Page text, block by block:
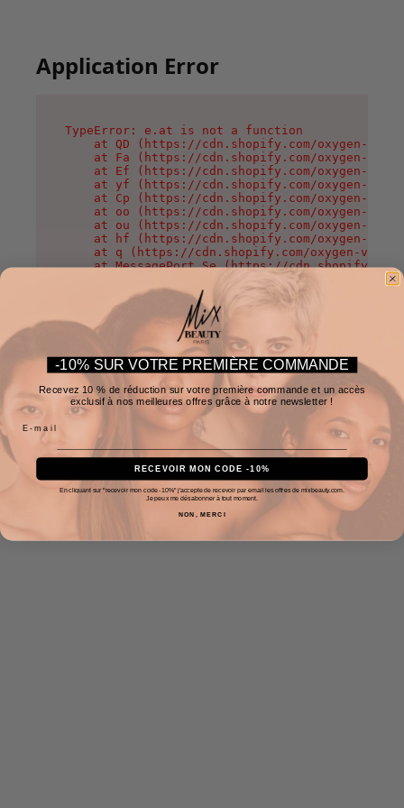
Application Error
TypeError: e.at is not a function
at QD (https://cdn.shopify.com/oxygen-v2/
at Fa (https://cdn.shopify.com/oxygen-v2/
at Ef (https://cdn.shopify.com/oxygen-v2/
at yf (https://cdn.shopify.com/oxygen-v2/
at Cp (https://cdn.shopify.com/oxygen-v2/
at oo (https://cdn.shopify.com/oxygen-v2/
at ou (https://cdn.shopify.com/oxygen-v2/
at hf (https://cdn.shopify.com/oxygen-v2/
at q (https://cdn.shopify.com/oxygen-v2/
at MessagePort.Se (https://
-10% SUR VOTRE PREMIÈRE COMMANDE
Recevez 10 % de réduction sur votre première commande et un accès
exclusif à nos meilleures offres grâce à notre newsletter !
RECEVOIR MON CODE -10%
En cliquant sur "recevoir mon code -10%" j'accepte de recevoir par email les offres de mixbeauty.com.
Je peux me désabonner à tout moment.
NON, MERCI